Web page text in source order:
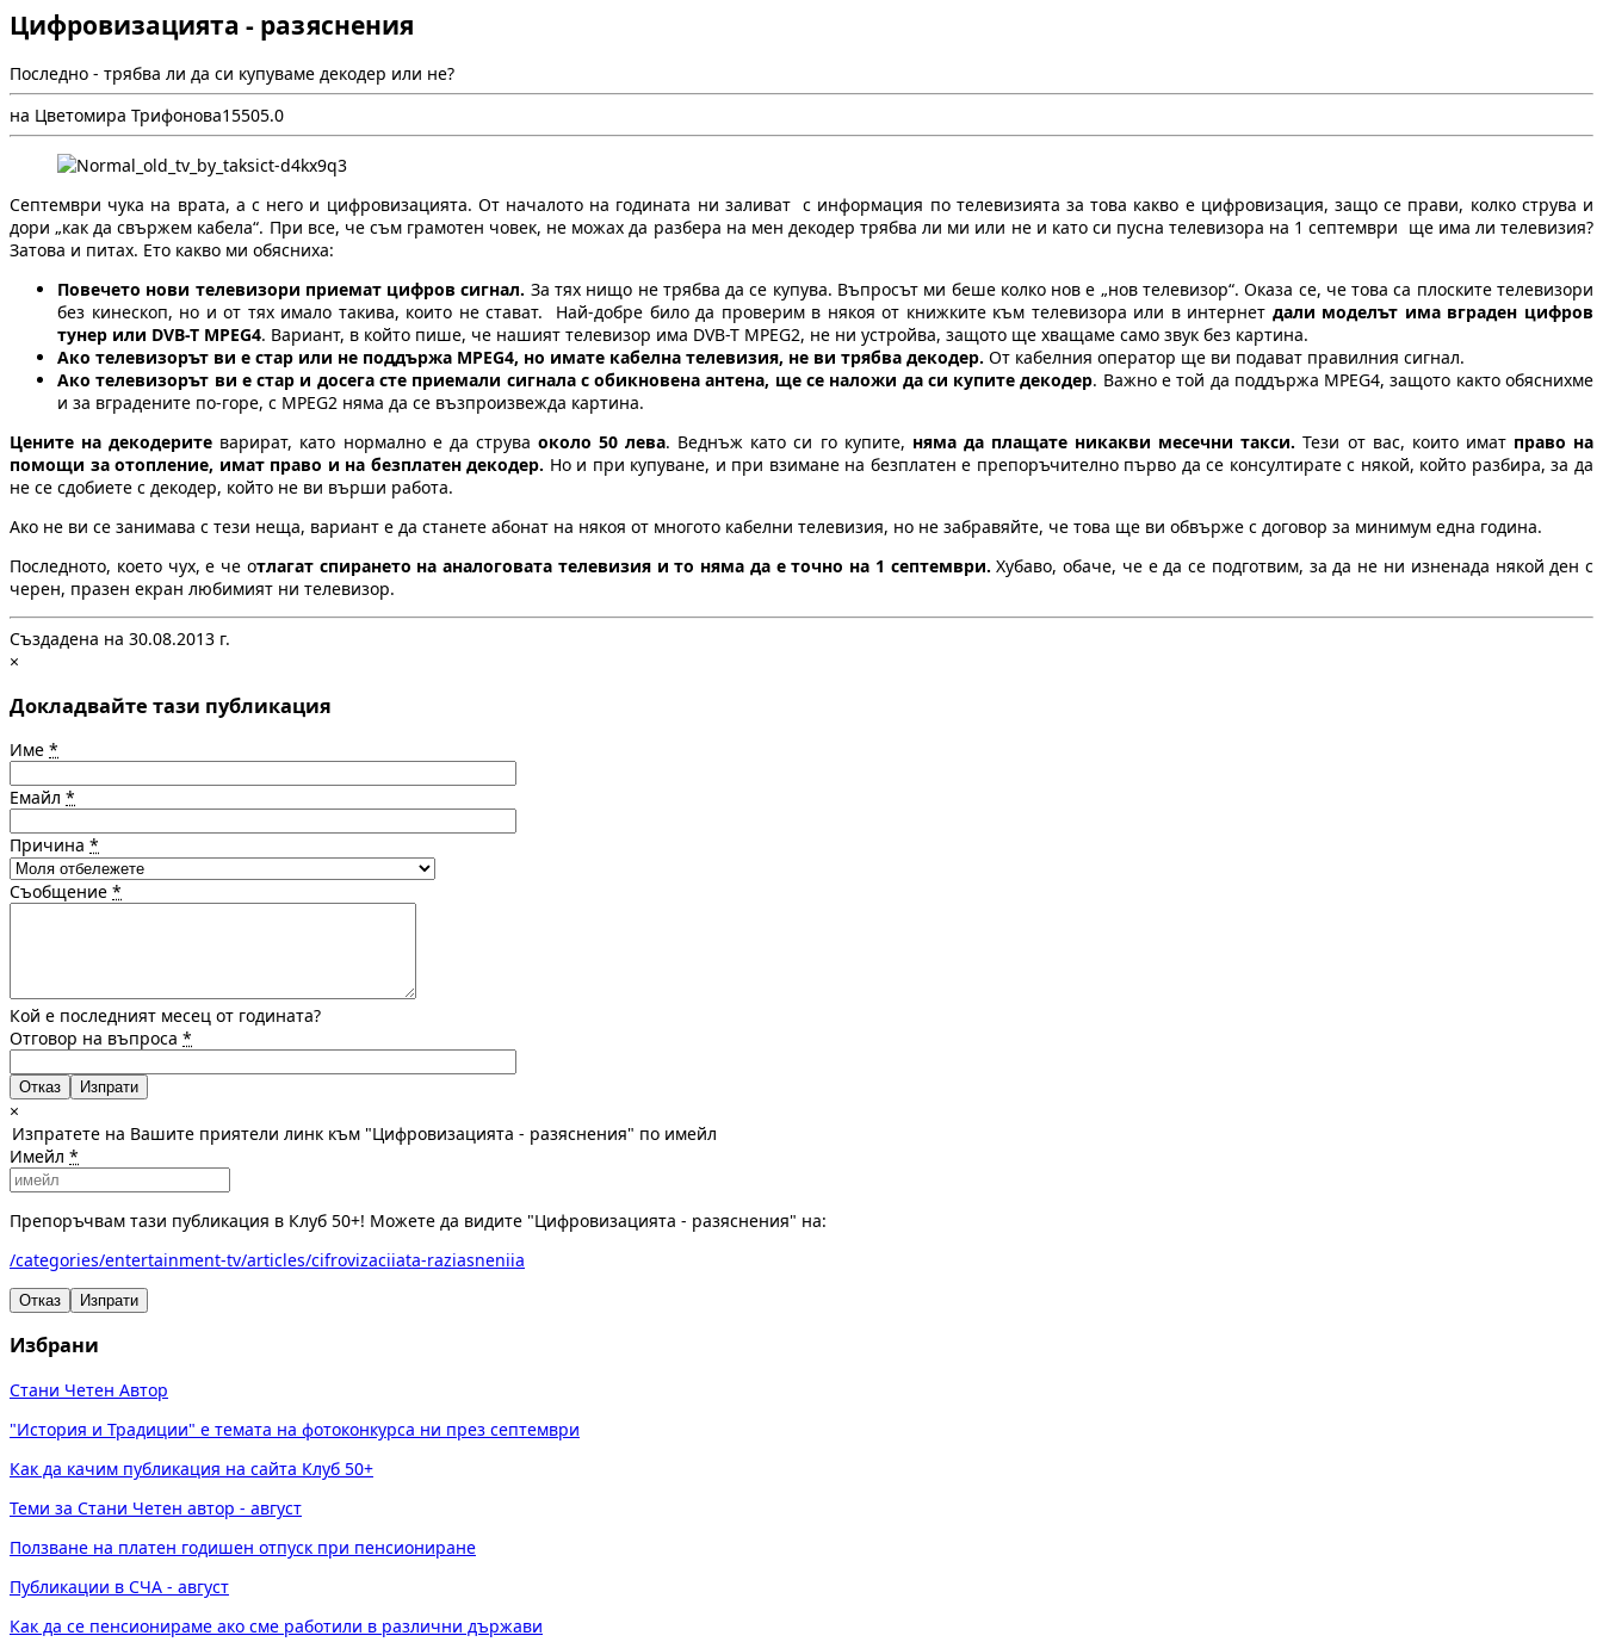
Цифровизацията - разяснения
Последно - трябва ли да си купуваме декодер или не?
на Цветомира Трифонова15505.0
Септември чука на врата, а с него и цифровизацията. От началото на годината ни заливат с информация по телевизията за това какво е цифровизация, защо се прави, колко струва и
дори „как да свържем кабела“. При все, че съм грамотен човек, не можах да разбера на мен декодер трябва ли ми или не и като си пусна телевизора на 1 септември ще има ли телевизия?
Затова и питах. Ето какво ми обясниха:
Повечето нови телевизори приемат цифров сигнал. За тях нищо не трябва да се купува. Въпросът ми беше колко нов е „нов телевизор“. Оказа се, че това са плоските телевизори
без кинескоп, но и от тях имало такива, които не стават. Най-добре било да проверим в някоя от книжките към телевизора или в интернет дали моделът има вграден цифров
тунер или DVB-T MPEG4. Вариант, в който пише, че нашият телевизор има DVB-T MPEG2, не ни устройва, защото ще хващаме само звук без картина.
Ако телевизорът ви е стар или не поддържа MPEG4, но имате кабелна телевизия, не ви трябва декодер. От кабелния оператор ще ви подават правилния сигнал.
Ако телевизорът ви е стар и досега сте приемали сигнала с обикновена антена, ще се наложи да си купите декодер. Важно е той да поддържа MPEG4, защото както обяснихме
и за вградените по-горе, с MPEG2 няма да се възпроизвежда картина.
Цените на декодерите варират, като нормално е да струва около 50 лева. Веднъж като си го купите, няма да плащате никакви месечни такси. Тези от вас, които имат право на
помощи за отопление, имат право и на безплатен декодер. Но и при купуване, и при взимане на безплатен е препоръчително първо да се консултирате с някой, който разбира, за да
не се сдобиете с декодер, който не ви върши работа.
Ако не ви се занимава с тези неща, вариант е да станете абонат на някоя от многото кабелни телевизия, но не забравяйте, че това ще ви обвърже с договор за минимум една година.
Последното, което чух, е че отлагат спирането на аналоговата телевизия и то няма да е точно на 1 септември. Хубаво, обаче, че е да се подготвим, за да не ни изненада някой ден с
черен, празен екран любимият ни телевизор.
Създадена на 30.08.2013 г.
×
Докладвайте тази публикация
Име *
Емайл *
Причина *
Съобщение *
Кой е последният месец от годината?
Отговор на въпроса *
Отказ
×
Изпратете на Вашите приятели линк към "Цифровизацията - разяснения" по имейл
Имейл *
Препоръчвам тази публикация в Клуб 50+! Можете да видите "Цифровизацията - разяснения" на:
/categories/entertainment-tv/articles/cifrovizaciiata-raziasneniia
Отказ Изпрати
Избрани
Стани Четен Автор
"История и Традиции" е темата на фотоконкурса ни през септември
Как да качим публикация на сайта Клуб 50+
Теми за Стани Четен автор - август
Ползване на платен годишен отпуск при пенсиониране
Публикации в СЧА - август
Как да се пенсионираме ако сме работили в различни държави